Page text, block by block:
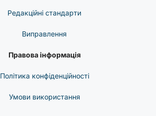
Редакційні стандарти
Виправлення
Правова інформація
Політика конфіденційності
Умови використання